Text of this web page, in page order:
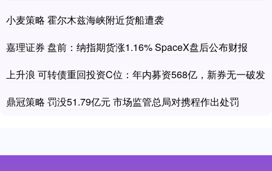
小麦策略 霍尔木兹海峡附近货船遭袭
嘉理证券 盘前：纳指期货涨1.16% SpaceX盘后公布财报
上升浪 可转债重回投资C位：年内募资568亿，新券无一破发
鼎冠策略 罚没51.79亿元 市场监管总局对携程作出处罚